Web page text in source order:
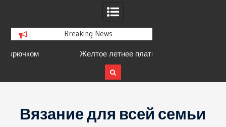
Breaking News
Желтое летнее платье в филейной
contentВязание для всей семьи